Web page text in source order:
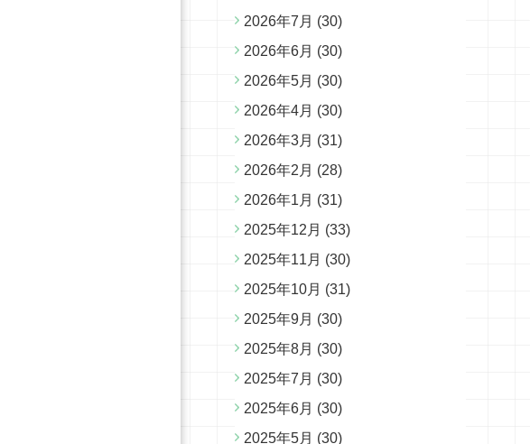
2026年7月 (30)
2026年6月 (30)
2026年5月 (30)
2026年4月 (30)
2026年3月 (31)
2026年2月 (28)
2026年1月 (31)
2025年12月 (33)
2025年11月 (30)
2025年10月 (31)
2025年9月 (30)
2025年8月 (30)
2025年7月 (30)
2025年6月 (30)
2025年5月 (30)